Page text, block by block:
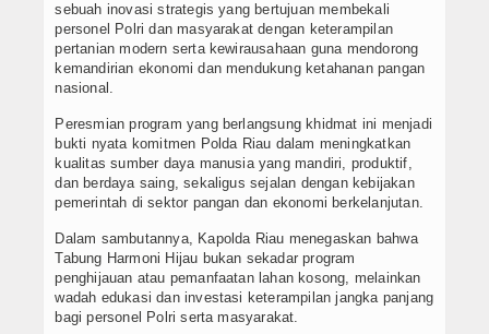
sebuah inovasi strategis yang bertujuan membekali
personel Polri dan masyarakat dengan keterampilan
pertanian modern serta kewirausahaan guna mendorong
kemandirian ekonomi dan mendukung ketahanan pangan
nasional.
Peresmian program yang berlangsung khidmat ini menjadi
bukti nyata komitmen Polda Riau dalam meningkatkan
kualitas sumber daya manusia yang mandiri, produktif,
dan berdaya saing, sekaligus sejalan dengan kebijakan
pemerintah di sektor pangan dan ekonomi berkelanjutan.
Dalam sambutannya, Kapolda Riau menegaskan bahwa
Tabung Harmoni Hijau bukan sekadar program
penghijauan atau pemanfaatan lahan kosong, melainkan
wadah edukasi dan investasi keterampilan jangka panjang
bagi personel Polri serta masyarakat.